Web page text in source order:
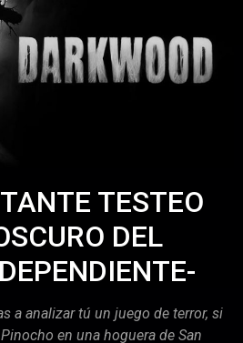
TESTEO
DEL
a analizar tú un juego de terror, si
en una hoguera de San